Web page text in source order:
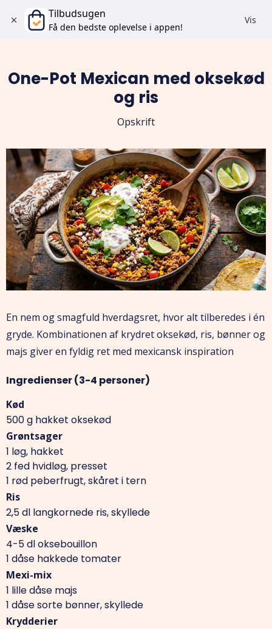
One-Pot Mexican med oksekød
og ris
Opskrift
En nem og smagfuld hverdagsret, hvor alt tilberedes i én
gryde. Kombinationen af krydret oksekød, ris, bønner og
majs giver en fyldig ret med mexicansk inspiration
Ingredienser (3-4 personer)
Kød
500 g hakket oksekød
Grøntsager
1 løg, hakket
2 fed hvidløg, presset
1 rød peberfrugt, skåret i tern
Ris
2,5 dl langkornede ris, skyllede
Væske
4-5 dl oksebouillon
1 dåse hakkede tomater
Mexi-mix
1 lille dåse majs
1 dåse sorte bønner, skyllede
Krydderier
Tilbudsugen
Få den bedste oplevelse i appen!
Vis